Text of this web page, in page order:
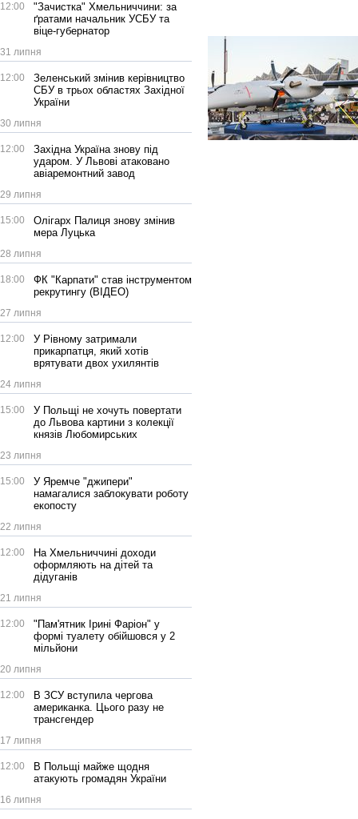
12:00
"Зачистка" Хмельниччини: за
ґратами начальник УСБУ та
віце-губернатор
31 липня
12:00
Зеленський змінив керівництво
СБУ в трьох областях Західної
України
30 липня
12:00
Західна Україна знову під
ударом. У Львові атаковано
авіаремонтний завод
29 липня
15:00
Олігарх Палиця знову змінив
мера Луцька
28 липня
18:00
ФК "Карпати" став інструментом
рекрутингу (ВІДЕО)
27 липня
12:00
У Рівному затримали
прикарпатця, який хотів
врятувати двох ухилянтів
24 липня
15:00
У Польщі не хочуть повертати
до Львова картини з колекції
князів Любомирських
23 липня
15:00
У Яремче "джипери"
намагалися заблокувати роботу
екопосту
22 липня
12:00
На Хмельниччині доходи
оформляють на дітей та
дідуганів
21 липня
12:00
"Пам'ятник Ірині Фаріон" у
формі туалету обійшовся у 2
мільйони
20 липня
12:00
В ЗСУ вступила чергова
американка. Цього разу не
трансгендер
17 липня
12:00
В Польщі майже щодня
атакують громадян України
16 липня